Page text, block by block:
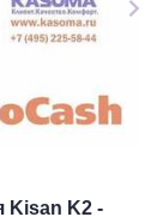
Kisan K2 -